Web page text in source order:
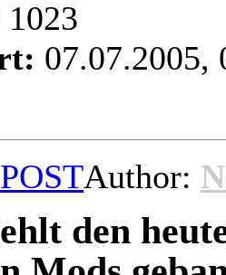
1023
07.07.2005,
Author:
den